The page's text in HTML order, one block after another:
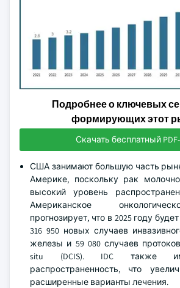
Подробнее о ключевых
формирующих этот
Скачать бесплатный
США занимают большую часть
Америке, поскольку рак
высокий уровень
Американское
прогнозирует, что в 2025 году
316 950 новых случаев
железы и 59 080 случаев
situ (DCIS). IDC также
распространенность, что
расширенные варианты лечения.